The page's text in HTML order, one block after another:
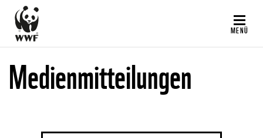
Direkt
zum
Inhalt
MENÜ
Medienmitteilungen